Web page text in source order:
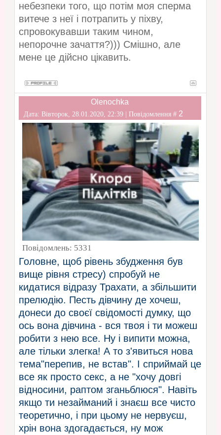
небезпеки того, що потім моя сперма
витече з неї і потрапить у піхву,
спровокувавши таким чином,
непорочне зачаття?))) Смішно, але
мене це дійсно цікавить.
Olenochka
Дата: Вівторок, 28.01.2020, 22:39 | Повідомлення # 2
Повідомлень: 5331
Головне, щоб рівень збудження був
вище рівня стресу) спробуй не
кидатися відразу Трахати, а збільшити
прелюдію. Песть дівчину де хочеш,
донеси до своєї свідомості думку, що
ось вона дівчина - вся твоя і ти можеш
робити з нею все. Ну і випити можна,
але тільки злегка! А то з'явиться нова
тема"перепив, не встав". І сприймай це
все як просто секс, а не "хочу довгі
відносини, раптом зганьблюся". Навіть
якщо ти незайманий і знаєш все чисто
теоретично, і при цьому не нервуєш,
хрін вона здогадається, ну мож